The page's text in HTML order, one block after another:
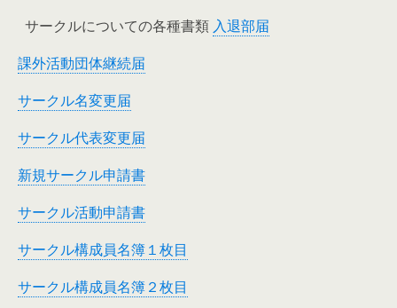
サークルについての各種書類 入退部届
課外活動団体継続届
サークル名変更届
サークル代表変更届
新規サークル申請書
サークル活動申請書
サークル構成員名簿１枚目
サークル構成員名簿２枚目